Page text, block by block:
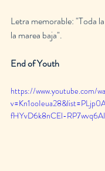
Letra memorable: "Toda
la marea baja".
End of Youth
https://www.youtube.com/
fHYvD6k8nCEl-